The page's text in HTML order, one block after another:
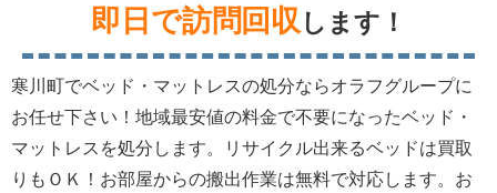
即日で訪問回収します！
寒川町でベッド・マットレスの処分ならオラフグループに
お任せ下さい！地域最安値の料金で不要になったベッド・
マットレスを処分します。リサイクル出来るベッドは買取
りもＯＫ！お部屋からの搬出作業は無料で対応します。お